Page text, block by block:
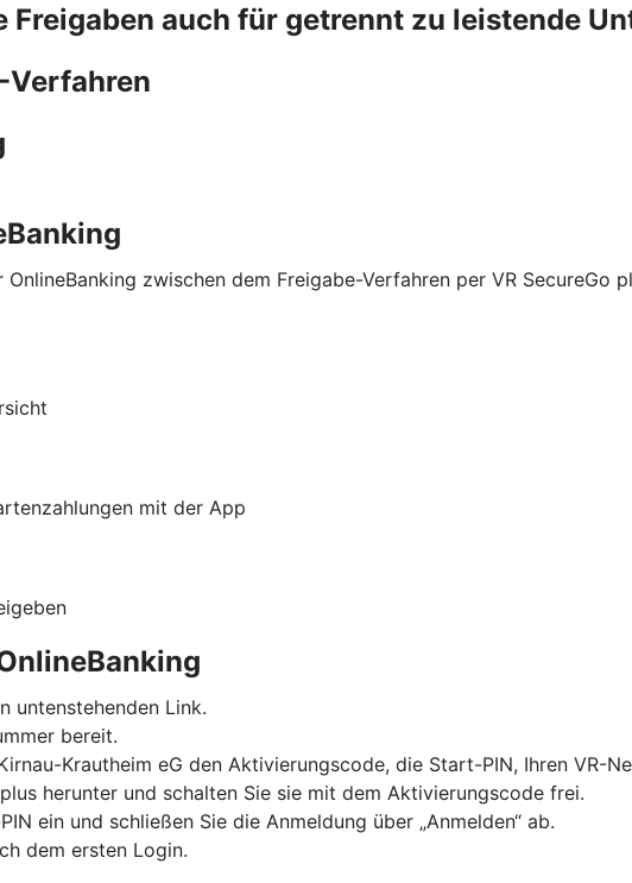
auch für getrennt zu leistende
Verfahren
zwischen dem Freigabe-Verfahren per VR
mit der App
untenstehenden Link.
bereit.
Krautheim eG den Aktivierungscode, die Start-PIN, Ihren VR-
herunter und schalten Sie sie mit dem Aktivierungscode frei.
ein und schließen Sie die Anmeldung über „Anmelden“ ab.
dem ersten Login.